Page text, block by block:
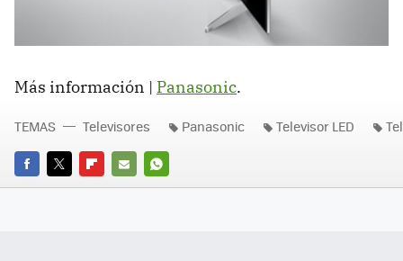
Más información | Panasonic.
FACEBOOK
TWITTERFLIPBOARD
E-
WHATSAPP
TEMAS Televisores Panasonic Televisor LED